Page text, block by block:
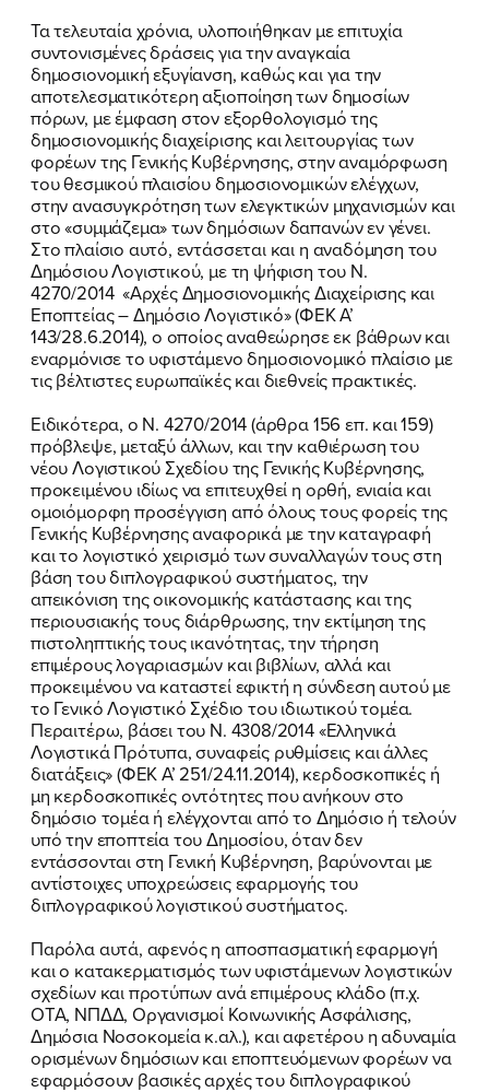
ΠΟΙΑ ΕΙΜΑΙ
Τα τελευταία χρόνια, υλοποιήθηκαν με επιτυχία
συντονισμένες δράσεις για την αναγκαία
δημοσιονομική εξυγίανση, καθώς και για την
αποτελεσματικότερη αξιοποίηση των δημοσίων
πόρων, με έμφαση στον εξορθολογισμό της
δημοσιονομικής διαχείρισης και λειτουργίας των
φορέων της Γενικής Κυβέρνησης, στην αναμόρφωση
του θεσμικού πλαισίου δημοσιονομικών ελέγχων,
στην ανασυγκρότηση των ελεγκτικών μηχανισμών και
στο «συμμάζεμα» των δημόσιων δαπανών εν γένει.
Στο πλαίσιο αυτό, εντάσσεται και η αναδόμηση του
Δημόσιου Λογιστικού, με τη ψήφιση του Ν.
4270/2014 «Αρχές Δημοσιονομικής Διαχείρισης και
Εποπτείας – Δημόσιο Λογιστικό» (ΦΕΚ Α’
143/28.6.2014), ο οποίος αναθεώρησε εκ βάθρων και
εναρμόνισε το υφιστάμενο δημοσιονομικό πλαίσιο με
τις βέλτιστες ευρωπαϊκές και διεθνείς πρακτικές.
Ειδικότερα, ο Ν. 4270/2014 (άρθρα 156 επ. και 159)
πρόβλεψε, μεταξύ άλλων, και την καθιέρωση του
νέου Λογιστικού Σχεδίου της Γενικής Κυβέρνησης,
προκειμένου ιδίως να επιτευχθεί η ορθή, ενιαία και
ομοιόμορφη προσέγγιση από όλους τους φορείς της
Γενικής Κυβέρνησης αναφορικά με την καταγραφή
και το λογιστικό χειρισμό των συναλλαγών τους στη
βάση του διπλογραφικού συστήματος, την
απεικόνιση της οικονομικής κατάστασης και της
περιουσιακής τους διάρθρωσης, την εκτίμηση της
πιστοληπτικής τους ικανότητας, την τήρηση
επιμέρους λογαριασμών και βιβλίων, αλλά και
προκειμένου να καταστεί εφικτή η σύνδεση αυτού με
το Γενικό Λογιστικό Σχέδιο του ιδιωτικού τομέα.
Περαιτέρω, βάσει του Ν. 4308/2014 «Ελληνικά
Λογιστικά Πρότυπα, συναφείς ρυθμίσεις και άλλες
διατάξεις» (ΦΕΚ Α’ 251/24.11.2014), κερδοσκοπικές ή
μη κερδοσκοπικές οντότητες που ανήκουν στο
δημόσιο τομέα ή ελέγχονται από το Δημόσιο ή τελούν
υπό την εποπτεία του Δημοσίου, όταν δεν
εντάσσονται στη Γενική Κυβέρνηση, βαρύνονται με
αντίστοιχες υποχρεώσεις εφαρμογής του
διπλογραφικού λογιστικού συστήματος.
Παρόλα αυτά, αφενός η αποσπασματική εφαρμογή
και ο κατακερματισμός των υφιστάμενων λογιστικών
σχεδίων και προτύπων ανά επιμέρους κλάδο (π.χ.
ΟΤΑ, ΝΠΔΔ, Οργανισμοί Κοινωνικής Ασφάλισης,
Δημόσια Νοσοκομεία κ.αλ.), και αφετέρου η αδυναμία
ορισμένων δημόσιων και εποπτευόμενων φορέων να
εφαρμόσουν βασικές αρχές του διπλογραφικού